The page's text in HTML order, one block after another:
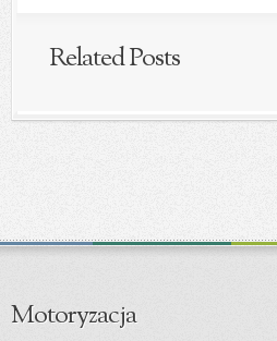
Related Posts
Motoryzacja